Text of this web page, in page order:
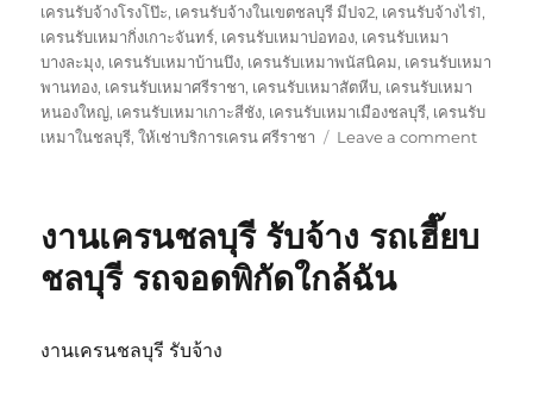
เครนรับจ้างโรงโป๊ะ, เครนรับจ้างในเขตชลบุรี มีปจ2, เครนรับจ้างไร่1,
เครนรับเหมากิ่งเกาะจันทร์, เครนรับเหมาบ่อทอง, เครนรับเหมา
บางละมุง, เครนรับเหมาบ้านบึง, เครนรับเหมาพนัสนิคม, เครนรับเหมา
พานทอง, เครนรับเหมาศรีราชา, เครนรับเหมาสัตหีบ, เครนรับเหมา
หนองใหญ่, เครนรับเหมาเกาะสีชัง, เครนรับเหมาเมืองชลบุรี, เครนรับ
เหมาในชลบุรี,ให้เช่าบริการเครน ศรีราชา Leave a commenton
งานเครนชลบุรี รับจ้าง รถเฮี๊ยบ
ชลบุรี รถจอดพิกัดใกล้ฉัน
งานเครนชลบุรี รับจ้าง